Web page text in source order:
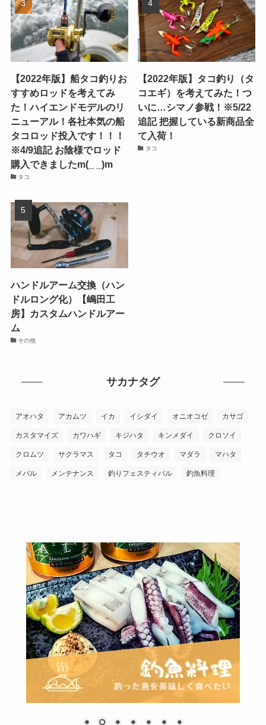
【2022年版】船タコ釣りお
すすめロッドを考えてみ
た！ハイエンドモデルのリ
ニューアル！各社本気の船
タコロッド投入です！！！
※4/9追記 お陰様でロッド
購入できましたm(_ _)m
タコ
【2022年版】タコ釣り（タ
コエギ）を考えてみた！つ
いに…シマノ参戦！※5/22
追記 把握している新商品全
て入荷！
タコ
ハンドルアーム交換（ハン
ドルロング化）【嶋田工
房】カスタムハンドルアー
ム
その他
サカナタグ
アオハタ アカムツ イカ イシダイ オニオコゼ カサゴ
カスタマイズ カワハギ キジハタ キンメダイ クロソイ
クロムツ サクラマス タコ タチウオ マダラ マハタ
メバル メンテナンス 釣りフェスティバル 釣魚料理